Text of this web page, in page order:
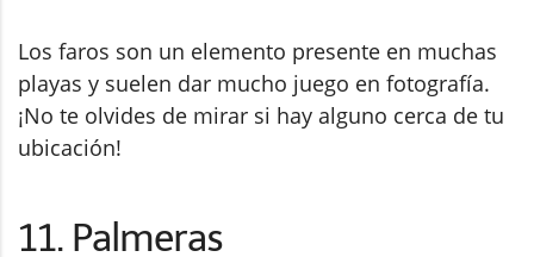
Los faros son un elemento presente en muchas
playas y suelen dar mucho juego en fotografía.
¡No te olvides de mirar si hay alguno cerca de tu
ubicación!
11. Palmeras